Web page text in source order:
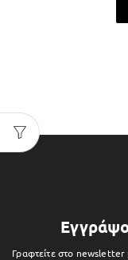
Γραφτείτε στο newsletter